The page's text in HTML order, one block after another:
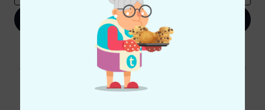
Jetzt anmelden
Mit Klick auf „Jetzt anmelden“ stimmen Sie dem Erhalt von E-Mail-
Werbung und einer Messung des E-Mail-Nutzungsverhaltens zu. Die
Abmeldung ist jederzeit möglich. Weitere Informationen finden Sie in
unserenDatenschutzhinweisen
* Pflichtfeld